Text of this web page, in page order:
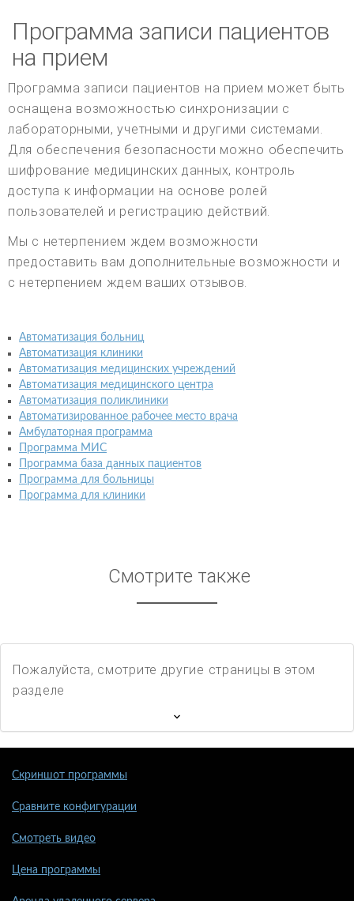
Программа записи пациентов
на прием
Программа записи пациентов на прием может быть
оснащена возможностью синхронизации с
лабораторными, учетными и другими системами.
Для обеспечения безопасности можно обеспечить
шифрование медицинских данных, контроль
доступа к информации на основе ролей
пользователей и регистрацию действий.
Мы с нетерпением ждем возможности
предоставить вам дополнительные возможности и
с нетерпением ждем ваших отзывов.
Автоматизация больниц
Автоматизация клиники
Автоматизация медицинских учреждений
Автоматизация медицинского центра
Автоматизация поликлиники
Автоматизированное рабочее место врача
Амбулаторная программа
Программа МИС
Программа база данных пациентов
Программа для больницы
Программа для клиники
Смотрите также
Пожалуйста, смотрите другие страницы в этом
разделе
Скриншот программы
Сравните конфигурации
Смотреть видео
Цена программы